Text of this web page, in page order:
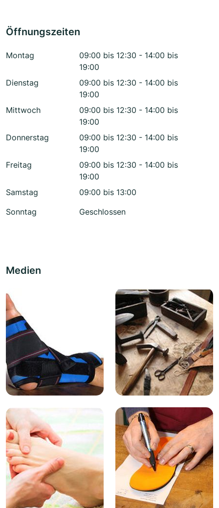
Öffnungszeiten
Montag
09:00 bis 12:30 - 14:00 bis
19:00
Dienstag
09:00 bis 12:30 - 14:00 bis
19:00
Mittwoch
09:00 bis 12:30 - 14:00 bis
19:00
Donnerstag
09:00 bis 12:30 - 14:00 bis
19:00
Freitag
09:00 bis 12:30 - 14:00 bis
19:00
Samstag
09:00 bis 13:00
Sonntag
Geschlossen
Medien